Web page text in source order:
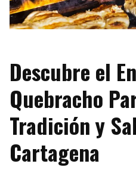
Descubre el
Quebracho
Tradición y
Cartagena